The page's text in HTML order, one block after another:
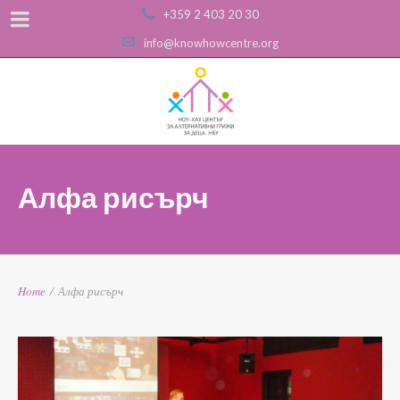
+359 2 403 20 30
info@knowhowcentre.org
Алфа рисърч
Home / Алфа рисърч